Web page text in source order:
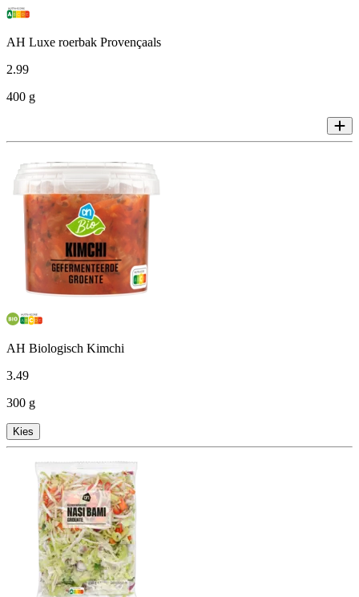
AH Luxe roerbak Provençaals
2.99
400 g
AH Biologisch Kimchi
3.49
300 g
Kies